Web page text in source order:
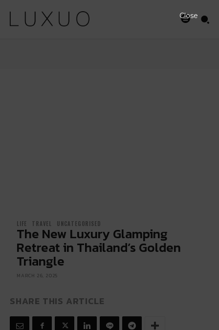
LIFE TRAVEL UNCATEGORISED
The New Luxury Glamping
Retreat in Thailand’s Golden
Triangle
MARCH 26, 2025
SHARE THIS ARTICLE
Close